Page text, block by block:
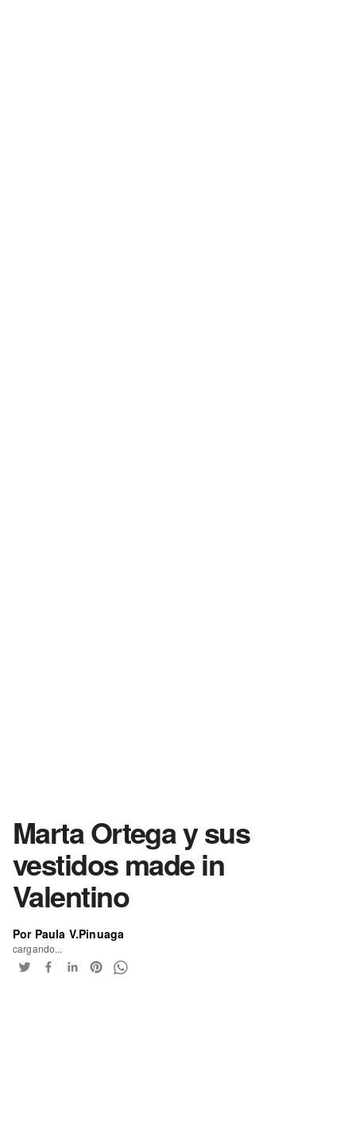
Marta Ortega y sus
vestidos made in
Valentino
Por Paula V.Pinuaga
cargando...